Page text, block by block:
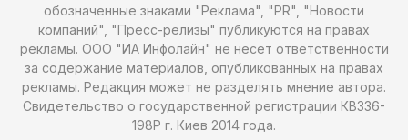
обозначенные знаками "Реклама", "PR", "Новости
компаний", "Пресс-релизы" публикуются на правах
рекламы. ООО "ИА Инфолайн" не несет ответственности
за содержание материалов, опубликованных на правах
рекламы. Редакция может не разделять мнение автора.
Свидетельство о государственной регистрации КВ336-
198Р г. Киев 2014 года.